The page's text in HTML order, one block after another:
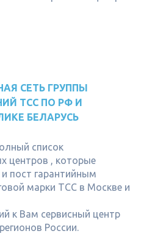
СЕТЬ ГРУППЫ
ТСС ПО РФ И
БЕЛАРУСЬ
список
центров , которые
пост гарантийным
марки ТСС в Москве и
к Вам сервисный центр
России.